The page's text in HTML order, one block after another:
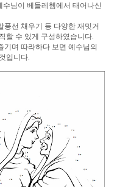
님이 베들레헴에서 태어나신
풍선 채우기 등 다양한 재밋거
할 수 있게 구성하였습니다.
기며 따라하다 보면 예수님의
입니다.